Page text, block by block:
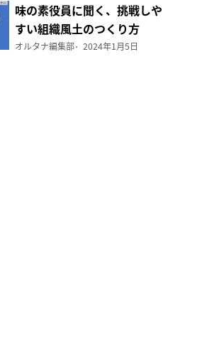
味の素役員に聞く、挑戦しや
すい組織風土のつくり方
オルタナ編集部 2024年1月5日